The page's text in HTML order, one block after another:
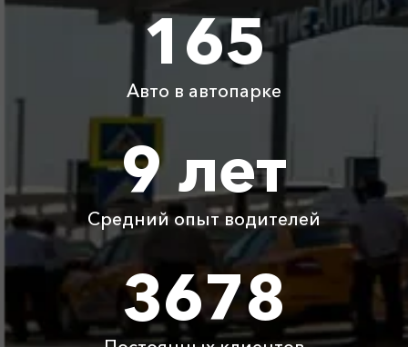
2400 ₽ 3600 ₽
Бесплатно
Бесплатно Бесплатно Бесплатно
Аренда автомобиля
Цены по акции ограничены количеством свободных
автомобилей в г Форос. Точную цену вам сообщит
менеджер при заказе.
165
Авто в автопарке
9 лет
Средний опыт водителей
3678